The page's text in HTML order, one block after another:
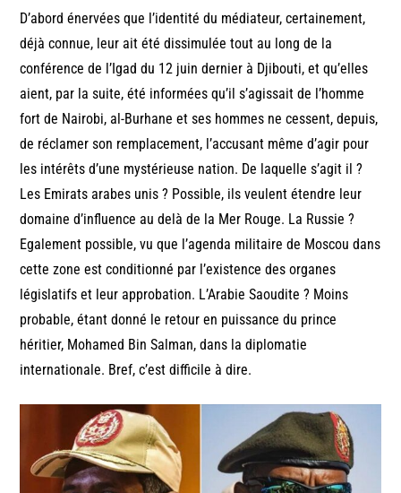
D’abord énervées que l’identité du médiateur, certainement,
déjà connue, leur ait été dissimulée tout au long de la
conférence de l’Igad du 12 juin dernier à Djibouti, et qu’elles
aient, par la suite, été informées qu’il s’agissait de l’homme
fort de Nairobi, al-Burhane et ses hommes ne cessent, depuis,
de réclamer son remplacement, l’accusant même d’agir pour
les intérêts d’une mystérieuse nation. De laquelle s’agit il ?
Les Emirats arabes unis ? Possible, ils veulent étendre leur
domaine d’influence au delà de la Mer Rouge. La Russie ?
Egalement possible, vu que l’agenda militaire de Moscou dans
cette zone est conditionné par l’existence des organes
législatifs et leur approbation. L’Arabie Saoudite ? Moins
probable, étant donné le retour en puissance du prince
héritier, Mohamed Bin Salman, dans la diplomatie
internationale. Bref, c’est difficile à dire.